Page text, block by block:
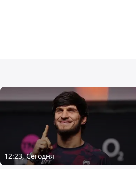
12:23, Сегодня